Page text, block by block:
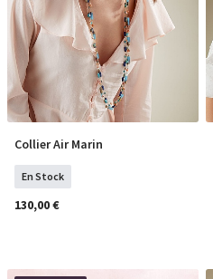
COMMANDER
Collier Air Marin
En Stock
130,00 €